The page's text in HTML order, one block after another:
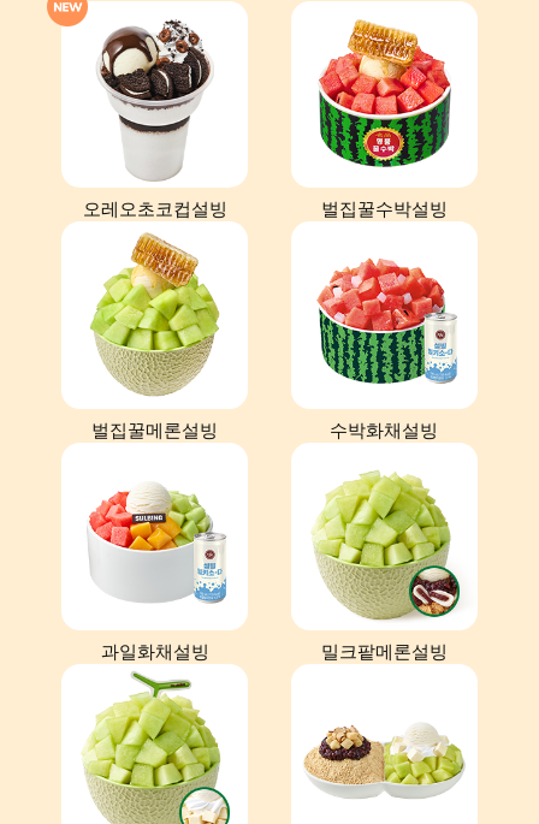
오레오초코컵설빙 벌집꿀수박설빙
벌집꿀메론설빙 수박화채설빙
과일화채설빙 밀크팥메론설빙